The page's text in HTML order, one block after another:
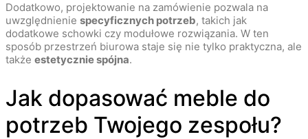
Dodatkowo, projektowanie na zamówienie pozwala na
uwzględnienie specyficznych potrzeb, takich jak
dodatkowe schowki czy modułowe rozwiązania. W ten
sposób przestrzeń biurowa staje się nie tylko praktyczna, ale
także estetycznie spójna.
Jak dopasować meble do
potrzeb Twojego zespołu?